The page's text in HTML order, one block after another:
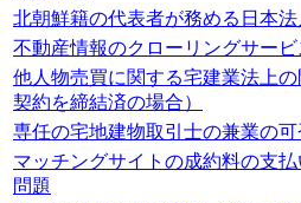
北朝鮮籍の代表者が務める日本
不動産情報のクローリングサー
他人物売買に関する宅建業法上
契約を締結済の場合）
専任の宅地建物取引士の兼業の可
マッチングサイトの成約料の支
問題